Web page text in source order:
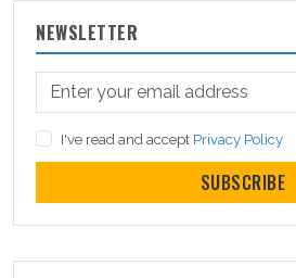
NEWSLETTER
I've read and accept Privacy Policy
SUBSCRIBE